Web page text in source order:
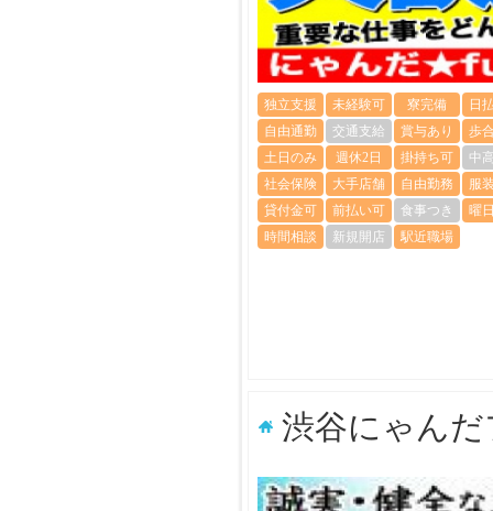
独立支援 未経験可 寮完備
日
自由通勤
交通支給 賞与あり
歩
土日のみ
週休2日 掛持ち可
中
社会保険
大手店舗 自由勤務
服
貸付金可
前払い可 食事つき
曜
時間相談
新規開店 駅近職場
渋谷にゃんだ